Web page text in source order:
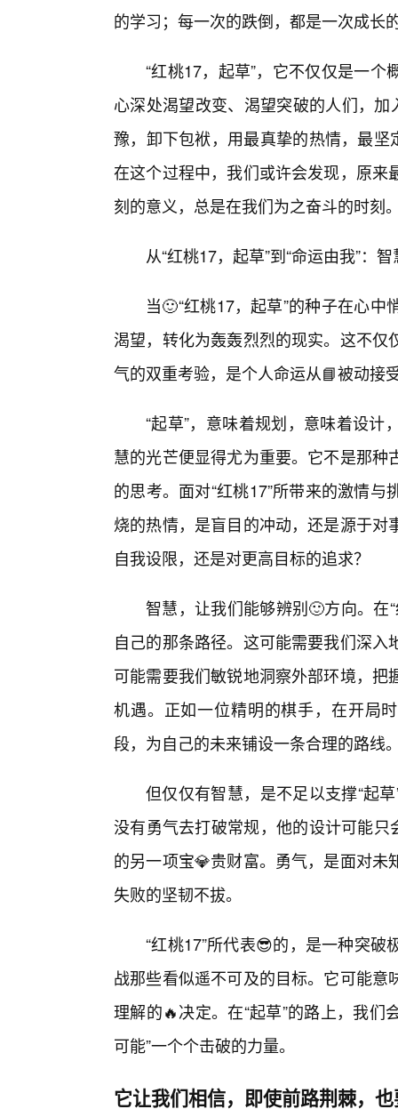
的学习；每一次的跌倒，都是一次成长
“红桃17，起草”，它不仅仅是一
心深处渴望改变、渴望突破的人们，
豫，卸下包袱，用最真挚的热情，最坚
在这个过程中，我们或许会发现，原
刻的意义，总是在我们为之奋斗的时刻
从“红桃17，起草”到“命运由我”：
当🙂“红桃17，起草”的种子在心
渴望，转化为轰轰烈烈的现实。这不
气的双重考验，是个人命运从📘被动接
“起草”，意味着规划，意味着设
慧的光芒便显得尤为重要。它不是那
的思考。面对“红桃17”所带来的激情
烧的热情，是盲目的冲动，还是源于
自我设限，还是对更高目标的追求？
智慧，让我们能够辨别🙂方向。在
自己的那条路径。这可能需要我们深
可能需要我们敏锐地洞察外部环境，
机遇。正如一位精明的棋手，在开局
段，为自己的未来铺设一条合理的路线
但仅仅有智慧，是不足以支撑“起
没有勇气去打破常规，他的设计可能只
的另一项宝💎贵财富。勇气，是面对
失败的坚韧不拔。
“红桃17”所代表😎的，是一种突
战那些看似遥不可及的目标。它可能
理解的🔥决定。在“起草”的路上，我们
可能”一个个击破的力量。
它让我们相信，即使前路荆棘，